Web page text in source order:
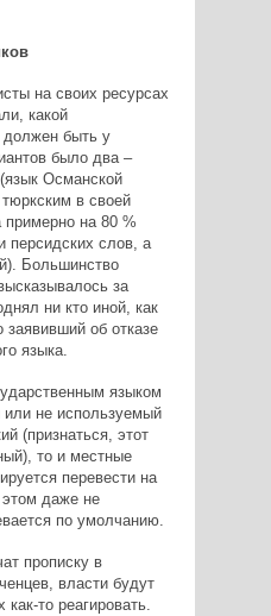
на своих ресурсах
какой
должен быть у
было два –
Османской
в своей
примерно на 80 %
персидских слов, а
Большинство
за
ни кто иной, как
об отказе
языка.
языком
или не используемый
(признаться, этот
то и местные
перевести на
даже не
по умолчанию.
прописку в
власти будут
то реагировать.